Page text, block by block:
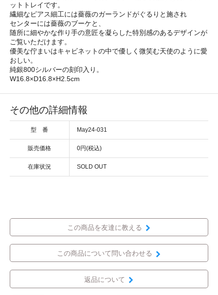
ットトレイです。
繊細なピアス細工には薔薇のガーランドがぐるりと施され
センターには薔薇のブーケと、
随所に細やかな作り手の意匠を凝らした特別感のあるデザインが
ご覧いただけます。
優美な佇まいはキャビネットの中で優しく微笑む天使のように愛
おしい。
純銀800シルバーの刻印入り。
W16.8×D16.8×H2.5cm
その他の詳細情報
型 番 May24-031
販売価格 0円(税込)
在庫状況 SOLD OUT
この商品を友達に教える
この商品について問い合わせる
返品について